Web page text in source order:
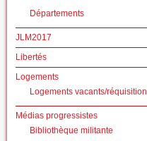
Départements
JLM2017
Libertés
Logements
Logements vacants/réquisition
Médias progressistes
Bibliothèque militante